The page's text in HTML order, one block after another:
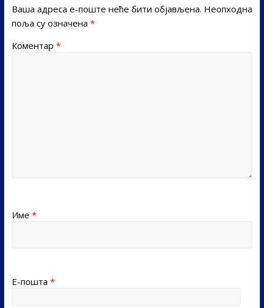
Ваша адреса е-поште неће бити објављена. Неопходна
поља су означена *
Коментар *
Име *
Е-пошта *